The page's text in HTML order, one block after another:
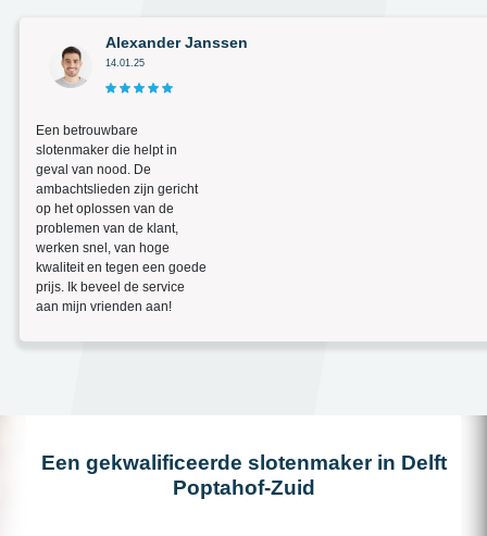
Alexander Janssen
14.01.25
Een betrouwbare
slotenmaker die helpt in
geval van nood. De
ambachtslieden zijn gericht
op het oplossen van de
problemen van de klant,
werken snel, van hoge
kwaliteit en tegen een goede
prijs. Ik beveel de service
aan mijn vrienden aan!
Een gekwalificeerde slotenmaker in Delft
Poptahof-Zuid